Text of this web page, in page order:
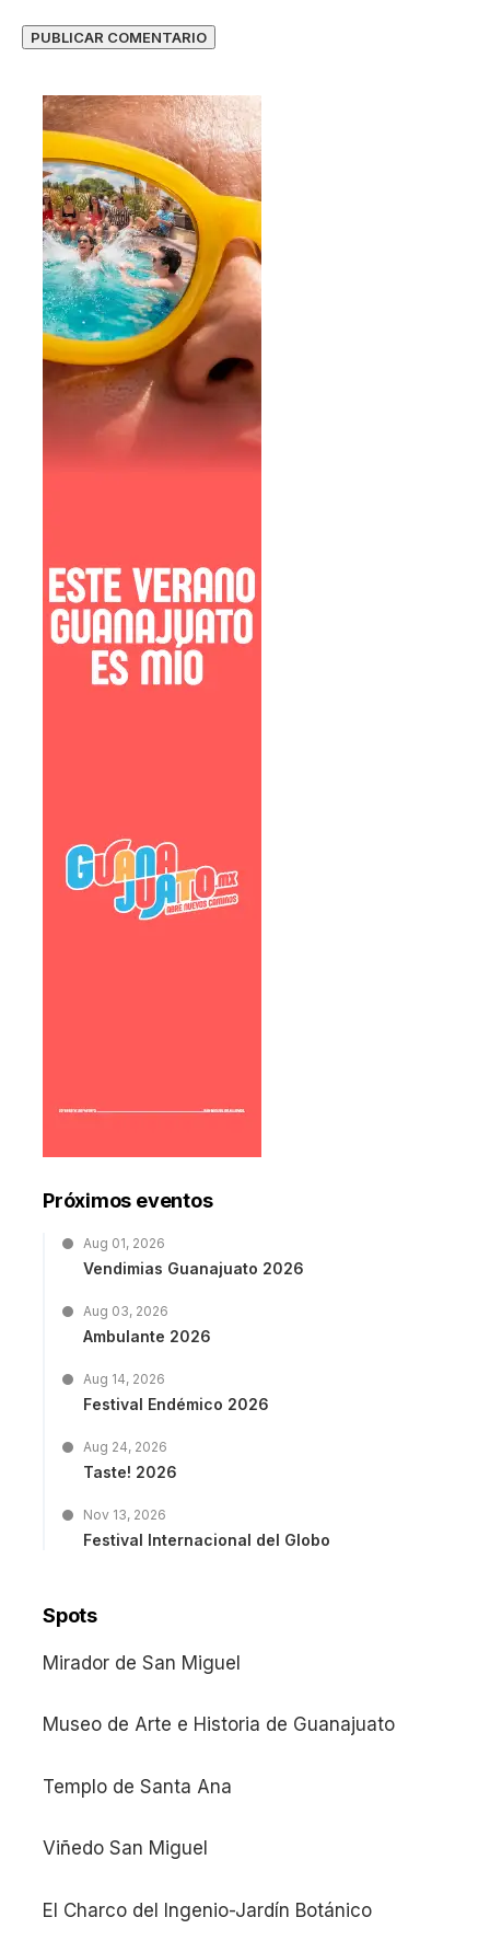
Próximos eventos
Aug 01, 2026
Vendimias Guanajuato 2026
Aug 03, 2026
Ambulante 2026
Aug 14, 2026
Festival Endémico 2026
Aug 24, 2026
Taste! 2026
Nov 13, 2026
Festival Internacional del Globo
Spots
Mirador de San Miguel
Museo de Arte e Historia de Guanajuato
Templo de Santa Ana
Viñedo San Miguel
El Charco del Ingenio-Jardín Botánico